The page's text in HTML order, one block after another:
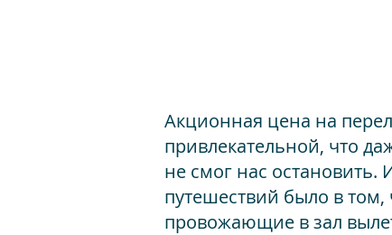
Акционная цена на
привлекательной, что
не смог нас
путешествий было в том,
провожающие в зал